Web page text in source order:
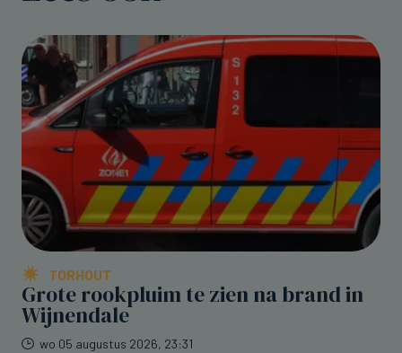
TORHOUT
Grote rookpluim te zien na brand in
Wijnendale
wo 05 augustus 2026, 23:31